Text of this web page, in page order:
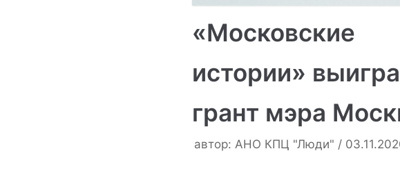
«Московские
истории»
грант мэра
автор: АНО КПЦ "Люди"